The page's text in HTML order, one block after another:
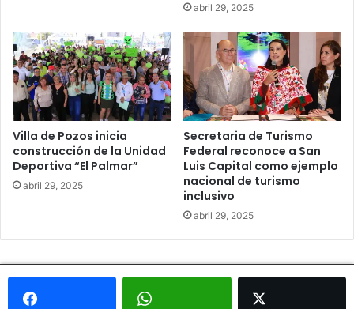
abril 29, 2025
Villa de Pozos inicia
construcción de la Unidad
Deportiva “El Palmar”
abril 29, 2025
Secretaria de Turismo
Federal reconoce a San
Luis Capital como ejemplo
nacional de turismo
inclusivo
abril 29, 2025
© Copyright 2026, Todos los derechos reservados - Metrópoli